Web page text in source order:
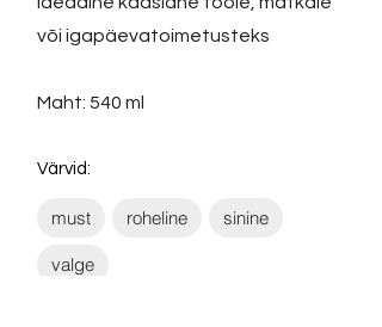
või igapäevatoimetusteks
Maht: 540 ml
Värvid:
must roheline sinine
valge